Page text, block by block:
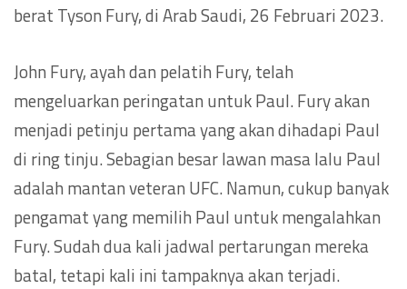
berat Tyson Fury, di Arab Saudi, 26 Februari 2023.
John Fury, ayah dan pelatih Fury, telah
mengeluarkan peringatan untuk Paul. Fury akan
menjadi petinju pertama yang akan dihadapi Paul
di ring tinju. Sebagian besar lawan masa lalu Paul
adalah mantan veteran UFC. Namun, cukup banyak
pengamat yang memilih Paul untuk mengalahkan
Fury. Sudah dua kali jadwal pertarungan mereka
batal, tetapi kali ini tampaknya akan terjadi.